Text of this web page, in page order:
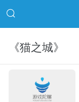
《猫之城》